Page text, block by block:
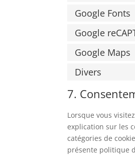
Google Fonts
Google
Google Maps
Divers
7.
Lorsque vous
explication sur les
catégories de
présente politique